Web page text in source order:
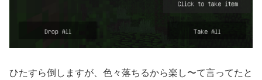
ひたすら倒しますが、色々落ちるから楽し〜て言ってたと